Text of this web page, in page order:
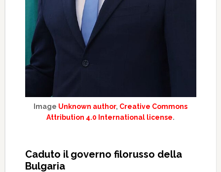
Image Unknown author, Creative Commons
Attribution 4.0 International license.
Caduto il governo filorusso della
Bulgaria